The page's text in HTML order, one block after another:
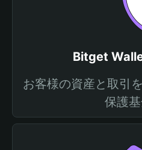
Bitget
お客様の資産と取引
保護基